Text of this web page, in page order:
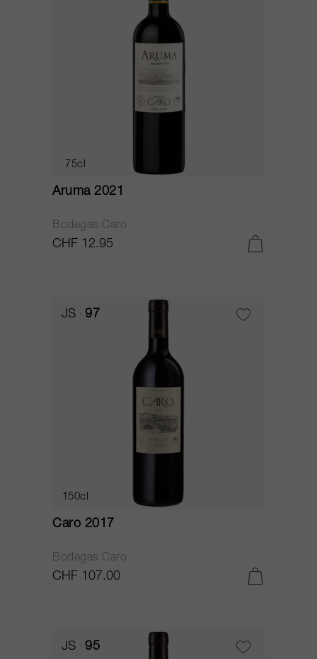
75cl
Aruma 2021
Bodegas Caro
CHF 12.95
JS 97
150cl
Caro 2017
Bodegas Caro
CHF 107.00
JS 95